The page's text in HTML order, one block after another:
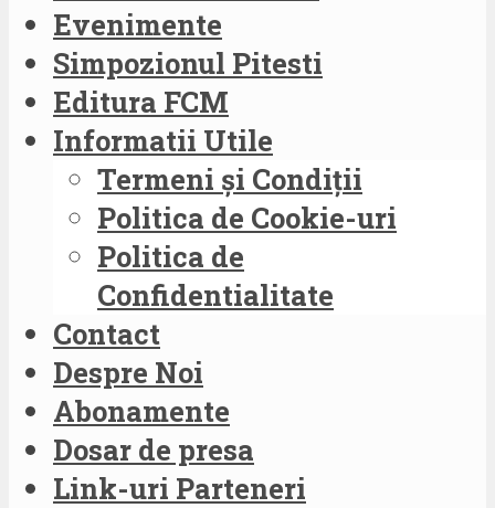
Evenimente
Simpozionul Pitesti
Editura FCM
Informatii Utile
Termeni și Condiții
Politica de Cookie-uri
Politica de
Confidentialitate
Contact
Despre Noi
Abonamente
Dosar de presa
Link-uri Parteneri